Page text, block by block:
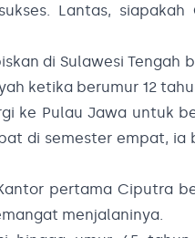
Lantas, siapakah
di Sulawesi Tengah
ketika berumur 12
ke Pulau Jawa untuk
di semester empat, ia
pertama Ciputra
menjalaninya.